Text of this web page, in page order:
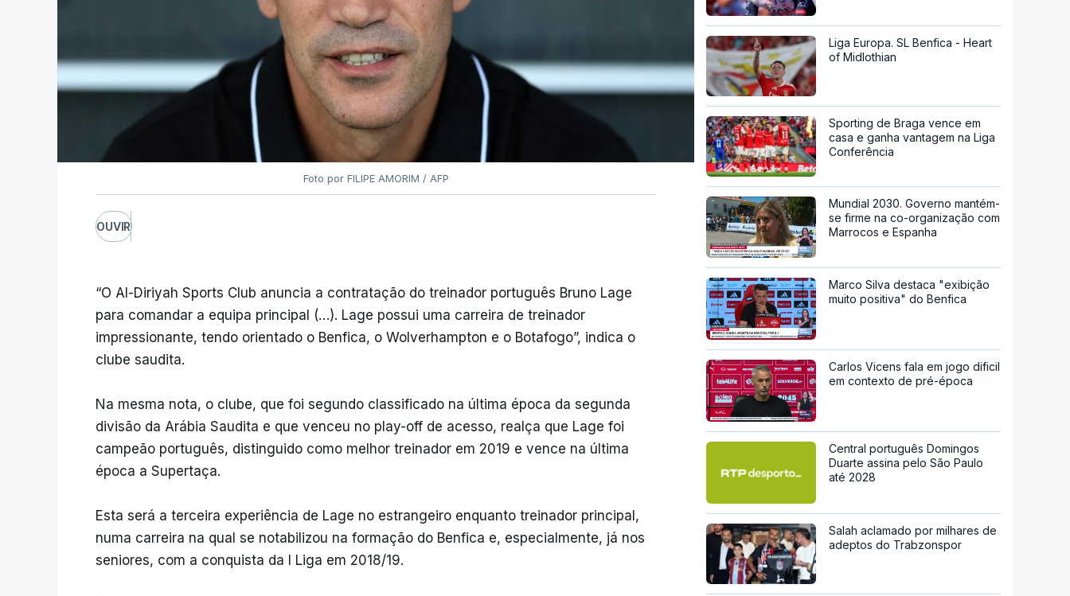
Foto por FILIPE AMORIM / AFP
OUVIR
“O Al-Diriyah Sports Club anuncia a contratação do treinador português Bruno Lage
para comandar a equipa principal (…). Lage possui uma carreira de treinador
impressionante, tendo orientado o Benfica, o Wolverhampton e o Botafogo”, indica o
clube saudita.
Na mesma nota, o clube, que foi segundo classificado na última época da segunda
divisão da Arábia Saudita e que venceu no play-off de acesso, realça que Lage foi
campeão português, distinguido como melhor treinador em 2019 e vence na última
época a Supertaça.
Esta será a terceira experiência de Lage no estrangeiro enquanto treinador principal,
numa carreira na qual se notabilizou na formação do Benfica e, especialmente, já nos
seniores, com a conquista da I Liga em 2018/19.
Liga Europa. SL Benfica - Heart
of Midlothian
Sporting de Braga vence em
casa e ganha vantagem na Liga
Conferência
Mundial 2030. Governo mantém-
se firme na co-organização com
Marrocos e Espanha
Marco Silva destaca "exibição
muito positiva" do Benfica
Carlos Vicens fala em jogo dificil
em contexto de pré-época
Central português Domingos
Duarte assina pelo São Paulo
até 2028
Salah aclamado por milhares de
adeptos do Trabzonspor